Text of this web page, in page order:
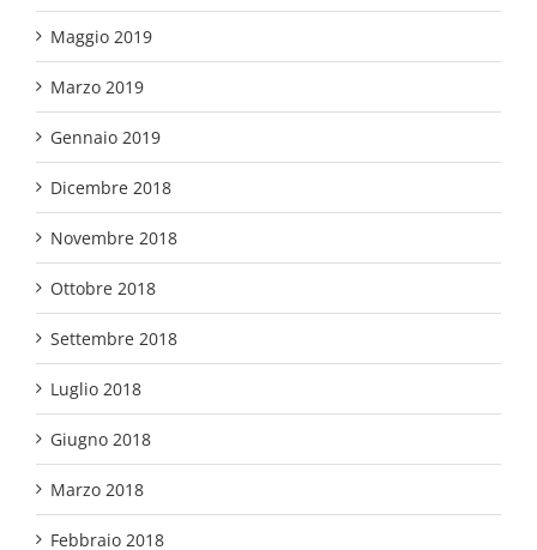
Maggio 2019
Marzo 2019
Gennaio 2019
Dicembre 2018
Novembre 2018
Ottobre 2018
Settembre 2018
Luglio 2018
Giugno 2018
Marzo 2018
Febbraio 2018